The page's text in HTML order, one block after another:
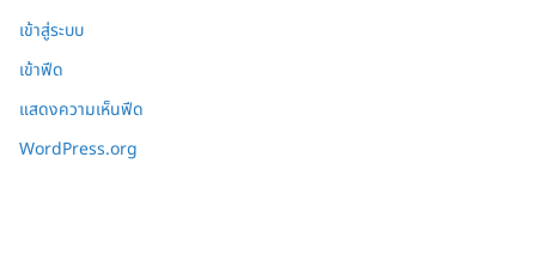
เข้าสู่ระบบ
เข้าฟีด
แสดงความเห็นฟีด
WordPress.org